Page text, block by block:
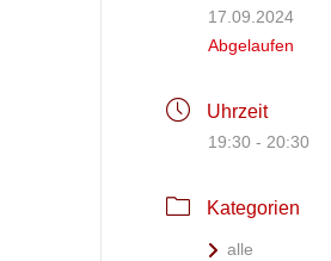
17.09.2024
Abgelaufen
Uhrzeit
19:30 - 20:30
Kategorien
alle